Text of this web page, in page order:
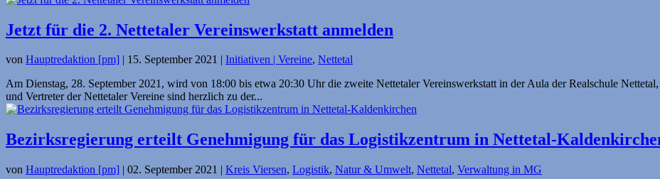
Jetzt für die 2. Nettetaler Vereinswerkstatt anmelden
von Hauptredaktion [pm] | 15. September 2021 | Initiativen | Vereine, Nettetal
Am Dienstag, 28. September 2021, wird von 18:00 bis etwa 20:30 Uhr die zweite Nettetaler Vereinswerkstatt in der Aula der Realschule
und Vertreter der Nettetaler Vereine sind herzlich zu der...
Bezirksregierung erteilt Genehmigung für das Logistikzentrum in Nettetal-
von Hauptredaktion [pm] | 02. September 2021 | Kreis Viersen, Logistik, Natur & Umwelt, Nettetal, Verwaltung in MG